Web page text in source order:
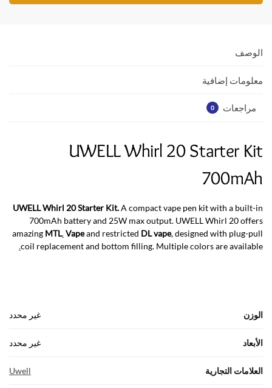
o
k
الوصف
معلومات إضافية
مراجعات 0
UWELL Whirl 20 Starter Kit
700mAh
UWELL Whirl 20 Starter Kit.A compact vape pen kit with a built-in
700mAh battery and 25W max output. UWELL Whirl 20 offers
amazing MTL.Vapeand restricted DLvape, designed with plug-pull
coil replacement and bottom filling. Multiple colors are available
.
الوزن غير محدد
الأبعاد غير محدد
العلامات التجارية Uwell